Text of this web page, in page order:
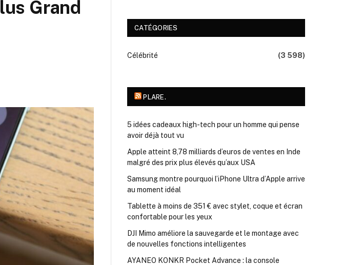
Grand
CATÉGORIES
Célébrité (3 598)
PLARE.
5 idées cadeaux high-tech pour un homme qui pense
avoir déjà tout vu
Apple atteint 8,78 milliards d’euros de ventes en Inde
malgré des prix plus élevés qu’aux USA
Samsung montre pourquoi l’iPhone Ultra d’Apple arrive
au moment idéal
Tablette à moins de 351 € avec stylet, coque et écran
confortable pour les yeux
DJI Mimo améliore la sauvegarde et le montage avec
de nouvelles fonctions intelligentes
AYANEO KONKR Pocket Advance : la console